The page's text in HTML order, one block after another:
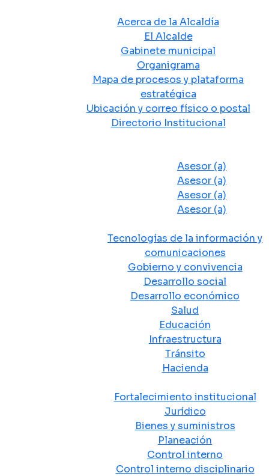
Acerca de la Alcaldía
El Alcalde
Gabinete municipal
Organigrama
Mapa de procesos y plataforma
estratégica
Ubicación y correo físico o postal
Directorio Institucional
Asesor (a)
Asesor (a)
Asesor (a)
Asesor (a)
Tecnologías de la información y
comunicaciones
Gobierno y convivencia
Desarrollo social
Desarrollo económico
Salud
Educación
Infraestructura
Tránsito
Hacienda
Fortalecimiento institucional
Jurídico
Bienes y suministros
Planeación
Control interno
Control interno disciplinario